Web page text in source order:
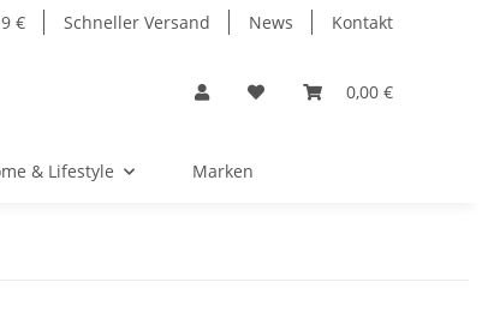
€ Schneller Versand News Kontakt
0,00 €
& Lifestyle Marken